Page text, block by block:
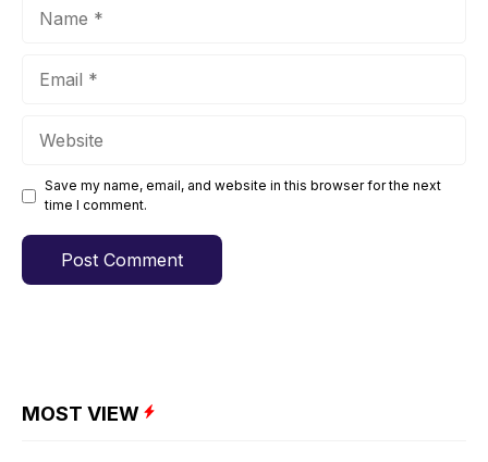
Save my name, email, and website in this browser for the next
time I comment.
MOST VIEW